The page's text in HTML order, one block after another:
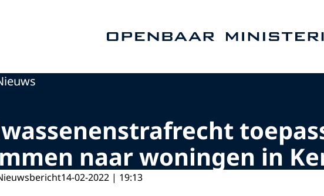
naar woningen in
14-02-2022 | 19:13